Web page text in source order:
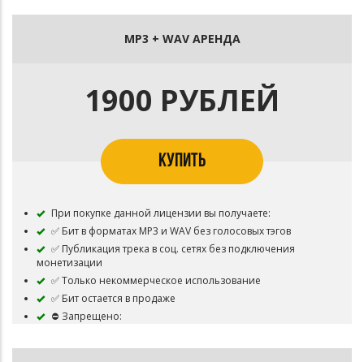
MP3 + WAV АРЕНДА
1900 РУБЛЕЙ
КУПИТЬ
При покупке данной лицензии вы получаете:
✅ Бит в форматах MP3 и WAV без голосовых тэгов
✅ Публикация трека в соц. сетях без подключения
монетизации
✅ Только некоммерческое использование
✅ Бит остается в продаже
⛔ Запрещено:
Коммерческое использование